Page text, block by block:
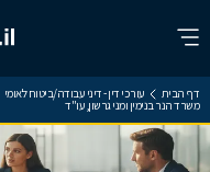
דף הבית עורכי דין - דיני עבודה/ביטוח לאומי
משרד הנר בנימין ומני גרשון, עו"ד